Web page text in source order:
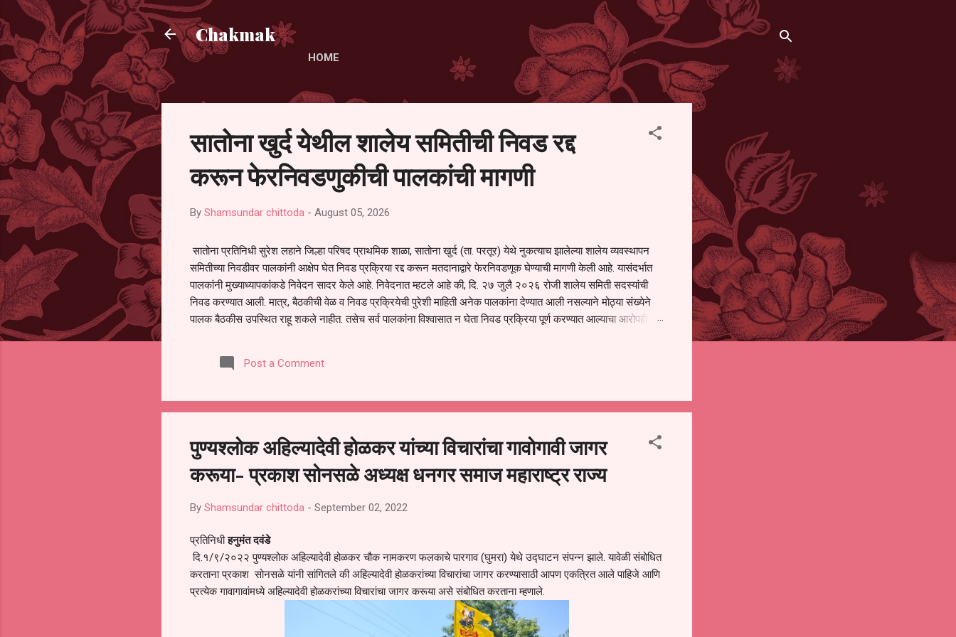
Chakmak
HOME
सातोना खुर्द येथील शालेय समितीची निवड रद्द
करून फेरनिवडणुकीची पालकांची मागणी
By Shamsundar chittoda - August 05, 2026
सातोना प्रतिनिधी सुरेश लहाने जिल्हा परिषद प्राथमिक शाळा, सातोना खुर्द (ता. परतूर) येथे नुकत्याच झालेल्या शालेय व्यवस्थापन
समितीच्या निवडीवर पालकांनी आक्षेप घेत निवड प्रक्रिया रद्द करून मतदानाद्वारे फेरनिवडणूक घेण्याची मागणी केली आहे. यासंदर्भात
पालकांनी मुख्याध्यापकांकडे निवेदन सादर केले आहे. निवेदनात म्हटले आहे की, दि. २७ जुलै २०२६ रोजी शालेय समिती सदस्यांची
निवड करण्यात आली. मात्र, बैठकीची वेळ व निवड प्रक्रियेची पुरेशी माहिती अनेक पालकांना देण्यात आली नसल्याने मोठ्या संख्येने
पालक बैठकीस उपस्थित राहू शकले नाहीत. तसेच सर्व पालकांना विश्वासात न घेता निवड प्रक्रिया पूर्ण करण्यात आल्याचा आरोपही
समितीची फेरनिवडणूक घेण्यात यावी, अशी मागणी पालकांनी केली आहे. या निवेदनाच्या प्रती जिल्हा शिक्षण अधिकारी (प्राथमिक),
जालना तसेच तालुका शिक्षण अधिकारी, परतूर यांनाही पाठविण्यात आल्या असून प्रशासन याबाबत काय निर्णय घेते, याकडे पालकांचे
Post a Comment
पुण्यश्लोक अहिल्यादेवी होळकर यांच्या विचारांचा गावोगावी जागर
करूया- प्रकाश सोनसळे अध्यक्ष धनगर समाज महाराष्ट्र राज्य
By Shamsundar chittoda - September 02, 2022
प्रतिनिधीहनुमंत दवंडे
दि.१/९/२०२२ पुण्यश्लोक अहिल्यादेवी होळकर चौक नामकरण फलकाचे पारगाव (घुमरा) येथे उद्घाटन संपन्न झाले. यावेळी संबोधित
करताना प्रकाश सोनसळे यांनी सांगितले की अहिल्यादेवी होळकरांच्या विचारांचा जागर करण्यासाठी आपण एकत्रित आले पाहिजे आणि
प्रत्येक गावागावांमध्ये अहिल्यादेवी होळकरांच्या विचारांचा जागर करूया असे संबोधित करताना म्हणाले.